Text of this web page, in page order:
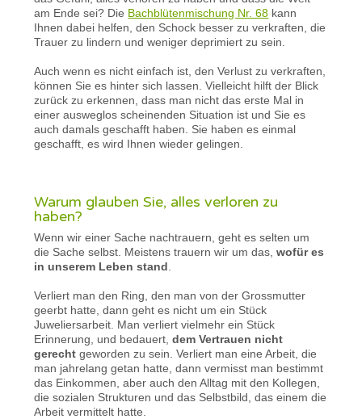
am Ende sei? Die Bachblütenmischung Nr. 68 kann
Ihnen dabei helfen, den Schock besser zu verkraften, die
Trauer zu lindern und weniger deprimiert zu sein.
Auch wenn es nicht einfach ist, den Verlust zu verkraften,
können Sie es hinter sich lassen. Vielleicht hilft der Blick
zurück zu erkennen, dass man nicht das erste Mal in
einer ausweglos scheinenden Situation ist und Sie es
auch damals geschafft haben. Sie haben es einmal
geschafft, es wird Ihnen wieder gelingen.
Warum glauben Sie, alles verloren zu
haben?
Wenn wir einer Sache nachtrauern, geht es selten um
die Sache selbst. Meistens trauern wir um das,wofür es
in unserem Leben stand
Verliert man den Ring, den man von der Grossmutter
geerbt hatte, dann geht es nicht um ein Stück
Juweliersarbeit. Man verliert vielmehr ein Stück
Erinnerung, und bedauert,dem Vertrauen nicht
gerecht geworden zu sein. Verliert man eine Arbeit, die
man jahrelang getan hatte, dann vermisst man bestimmt
das Einkommen, aber auch den Alltag mit den Kollegen,
die sozialen Strukturen und das Selbstbild, das einem die
Arbeit vermittelt hatte.